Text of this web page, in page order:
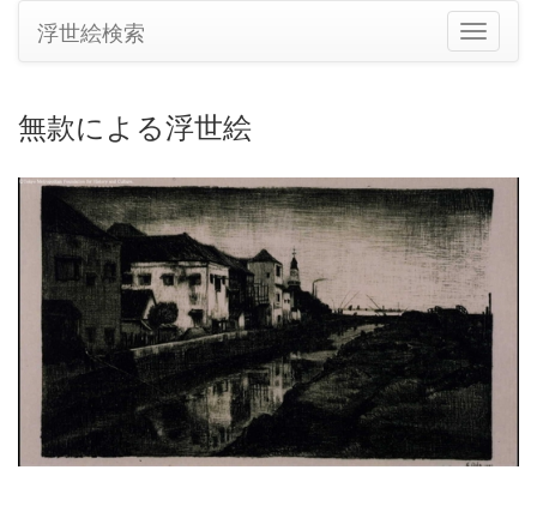
ナ
ビ
ン
の
切
り
替
え
浮世絵検索
無款による浮世絵